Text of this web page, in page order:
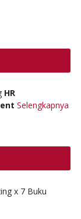
HR
Selengkapnya
x 7 Buku